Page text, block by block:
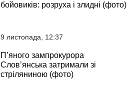
бойовиків: розруха і злидні (фото)
9 листопада, 12:37
П’яного зампрокурора
Слов’янська затримали зі
стріляниною (фото)